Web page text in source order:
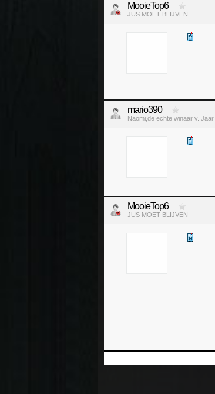
MooieTop6
JUS MOET BLIJVEN
mario390
Naomi,de echte winaar v. Jaar
MooieTop6
JUS MOET BLIJVEN